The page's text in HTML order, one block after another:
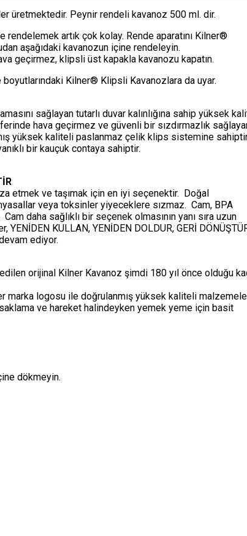
üretmektedir. Peynir rendeli kavanoz 500 ml. dir.
artık çok kolay. Rende aparatını Kilner®
aşağıdaki kavanozun içine rendeleyin.
geçirmez, klipsli üst kapakla kavanozu kapatın.
Kilner® Klipsli Kavanozlara da uyar.
sağlayan tutarlı duvar kalınlığına sahip yüksek
hava geçirmez ve güvenli bir sızdırmazlık
yüksek kaliteli paslanmaz çelik klips sistemine
bir kauçuk contaya sahiptir.
etmek ve taşımak için en iyi seçenektir. Doğal
veya toksinler yiyeceklere sızmaz. Cam, BPA
daha sağlıklı bir seçenek olmasının yanı sıra uzun
KULLAN, YENİDEN DOLDUR, GERİ
ediyor.
orijinal Kilner Kavanoz şimdi 180 yıl önce olduğu
marka logosu ile doğrulanmış yüksek kaliteli
ve hareket halindeyken yemek yeme için basit
dökmeyin.